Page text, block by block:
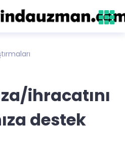
ihracatını
destek